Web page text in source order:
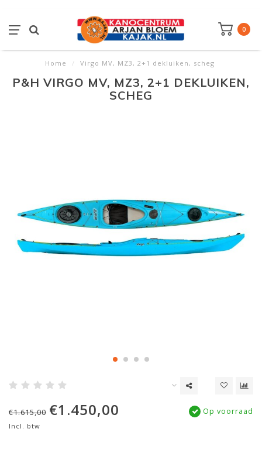
0
Home / Virgo MV, MZ3, 2+1 dekluiken, scheg
P&H VIRGO MV, MZ3, 2+1 DEKLUIKEN,
SCHEG
€1.615,00 €1.450,00
Incl. btw
Op voorraad